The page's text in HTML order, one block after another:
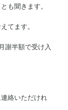
も聞きます。
てます。
謝半額で受け入
絡いただけれ